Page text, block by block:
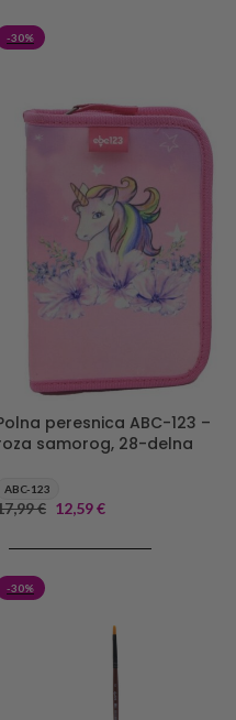
-30%
peresnica ABC-123 –
samorog, 28-delna
ABC-123
€ 12,59€
-30%